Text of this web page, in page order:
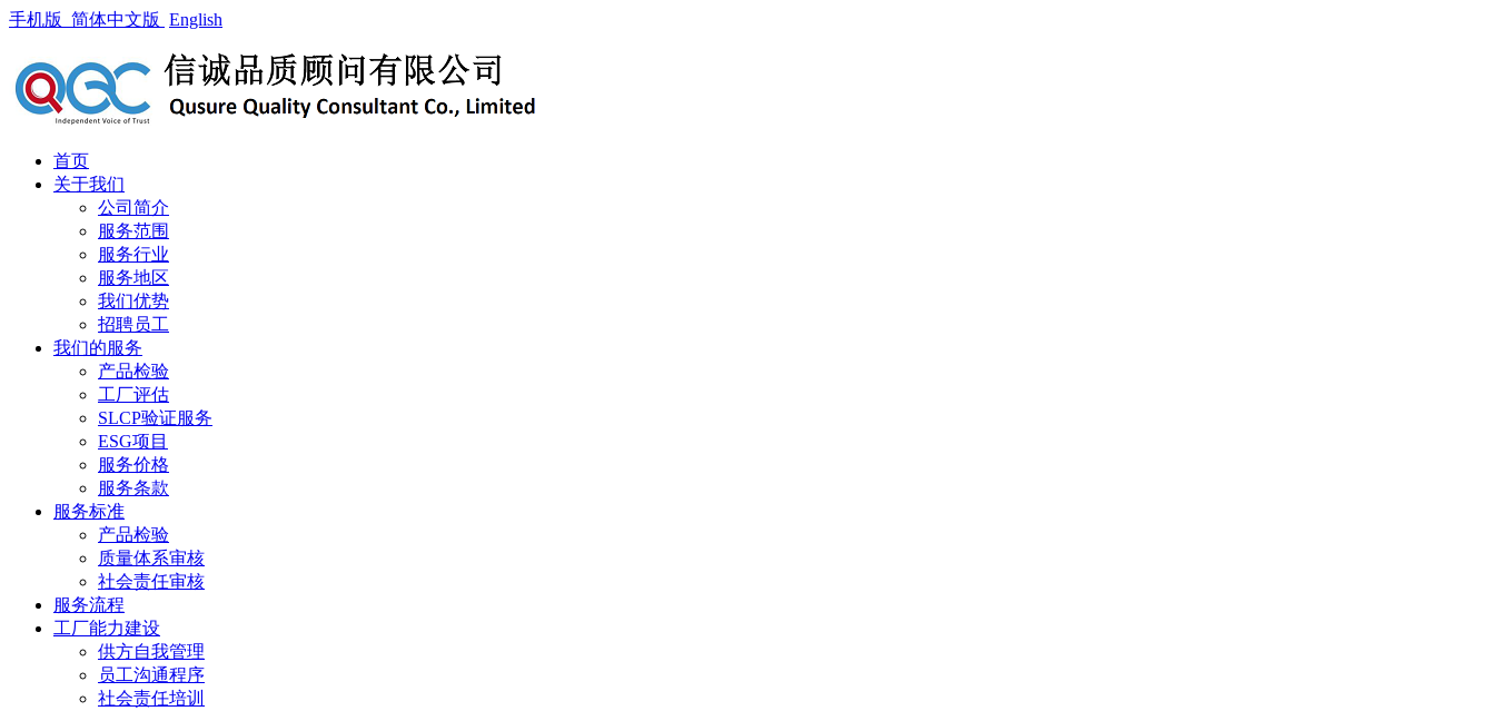
手机版 简体中文版 English
首页
关于我们
公司简介
服务范围
服务行业
服务地区
我们优势
招聘员工
我们的服务
产品检验
工厂评估
SLCP验证服务
ESG项目
服务价格
服务条款
服务标准
产品检验
质量体系审核
社会责任审核
服务流程
工厂能力建设
供方自我管理
员工沟通程序
社会责任培训